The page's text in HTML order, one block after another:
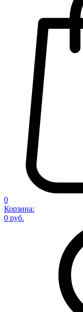
0
Корзина:
0 руб.